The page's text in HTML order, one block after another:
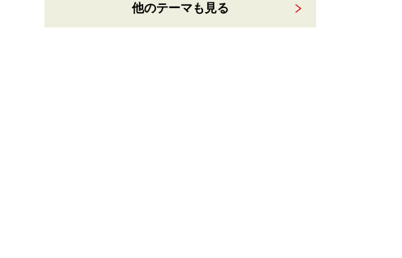
他のテーマも見る